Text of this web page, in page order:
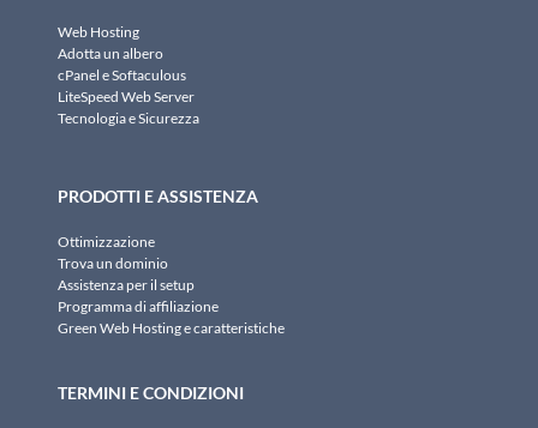
Web Hosting
Adotta un albero
cPanel e Softaculous
LiteSpeed Web Server
Tecnologia e Sicurezza
PRODOTTI E ASSISTENZA
Ottimizzazione
Trova un dominio
Assistenza per il setup
Programma di affiliazione
Green Web Hosting e caratteristiche
TERMINI E CONDIZIONI